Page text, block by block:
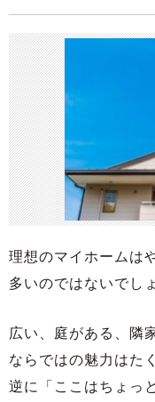
理想のマイホームは
多いのではないでし
広い、庭がある、
ならではの魅力はた
逆に「ここはちょっ